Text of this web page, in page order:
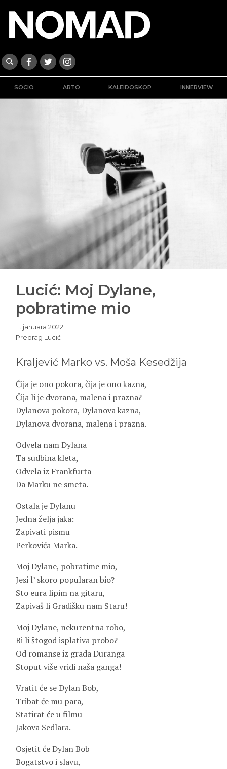
SOCIO ARTO KALEIDOSKOP INNERVIEW
Lucić: Moj Dylane,
pobratime mio
11. januara 2022.
Predrag Lucić
Kraljević Marko vs. Moša Kesedžija
Čija je ono pokora, čija je ono kazna,
Čija li je dvorana, malena i prazna?
Dylanova pokora, Dylanova kazna,
Dylanova dvorana, malena i prazna.
Odvela nam Dylana
Ta sudbina kleta,
Odvela iz Frankfurta
Da Marku ne smeta.
Ostala je Dylanu
Jedna želja jaka:
Zapivati pismu
Perkovića Marka.
Moj Dylane, pobratime mio,
Jesi l’ skoro popularan bio?
Sto eura lipim na gitaru,
Zapivaš li Gradišku nam Staru!
Moj Dylane, nekurentna robo,
Bi li štogod isplativa probo?
Od romanse iz grada Duranga
Stoput više vridi naša ganga!
Vratit će se Dylan Bob,
Tribat će mu para,
Statirat će u filmu
Jakova Sedlara.
Osjetit će Dylan Bob
Bogatstvo i slavu,